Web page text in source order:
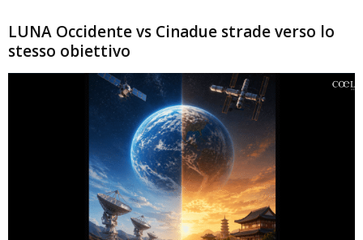
LUNA Occidente vs Cinadue strade verso lo
stesso obiettivo